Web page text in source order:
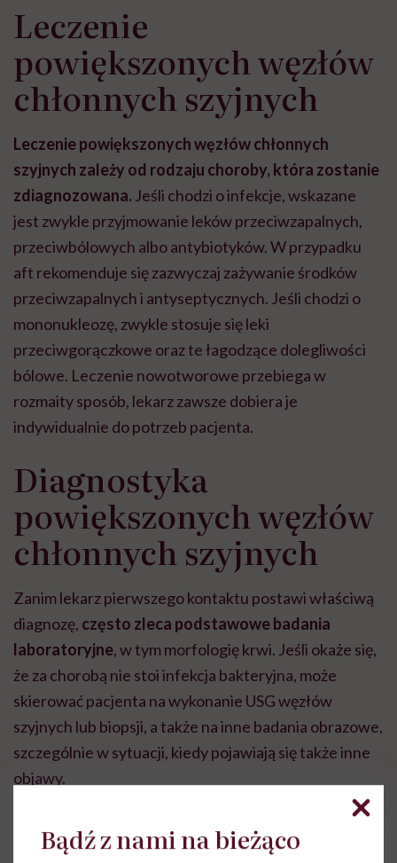
Leczenie
powiększonych węzłów
chłonnych szyjnych
Leczenie powiększonych węzłów chłonnych
szyjnych zależy od rodzaju choroby, która zostanie
zdiagnozowana. Jeśli chodzi o infekcje, wskazane
jest zwykle przyjmowanie leków przeciwzapalnych,
przeciwbólowych albo antybiotyków. W przypadku
aft rekomenduje się zazwyczaj zażywanie środków
przeciwzapalnych i antyseptycznych. Jeśli chodzi o
mononukleozę, zwykle stosuje się leki
przeciwgorączkowe oraz te łagodzące dolegliwości
bólowe. Leczenie nowotworowe przebiega w
rozmaity sposób, lekarz zawsze dobiera je
indywidualnie do potrzeb pacjenta.
Diagnostyka
powiększonych węzłów
chłonnych szyjnych
Zanim lekarz pierwszego kontaktu postawi właściwą
diagnozę, często zleca podstawowe badania
laboratoryjne, w tym morfologię krwi. Jeśli okaże się,
że za chorobą nie stoi infekcja bakteryjna, może
skierować pacjenta na wykonanie USG węzłów
szyjnych lub biopsji, a także na inne badania obrazowe,
szczególnie w sytuacji, kiedy pojawiają się także inne
objawy.
Bądź z nami na bieżąco